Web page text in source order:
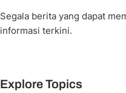
Segala berita yang dapat
informasi terkini.
Explore Topics